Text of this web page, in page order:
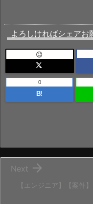
よろしければシェアお

B!
0
【エンジニア】【案件

Next